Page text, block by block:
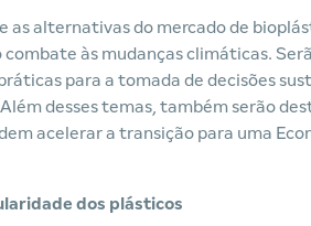
as alternativas do mercado de
às mudanças climáticas.
para a tomada de decisões
desses temas, também serão
acelerar a transição para uma
dos plásticos